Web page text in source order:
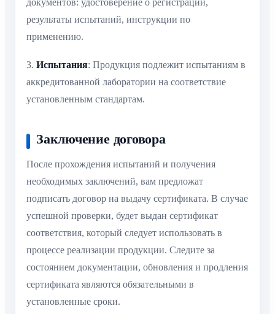
результаты испытаний, инструкции по
применению.
3. Испытания: Продукция подлежит испытаниям в
аккредитованной лаборатории на соответствие
установленным стандартам.
Заключение договора
После прохождения испытаний и получения
необходимых заключений, вам предложат
подписать договор на выдачу сертификата. В случае
успешной проверки, будет выдан сертификат
соответствия, который следует использовать в
процессе реализации продукции. Следите за
состоянием документации, обновления и продления
сертификата являются обязательными в
установленные сроки.